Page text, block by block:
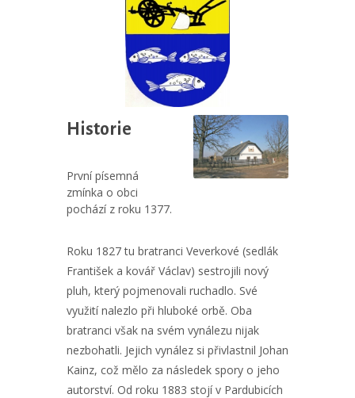
Historie
První písemná
zmínka o obci
pochází z roku 1377.
Roku 1827 tu bratranci Veverkové (sedlák
František a kovář Václav) sestrojili nový
pluh, který pojmenovali ruchadlo. Své
využití nalezlo při hluboké orbě. Oba
bratranci však na svém vynálezu nijak
nezbohatli. Jejich vynález si přivlastnil Johan
Kainz, což mělo za následek spory o jeho
autorství. Od roku 1883 stojí v Pardubicích